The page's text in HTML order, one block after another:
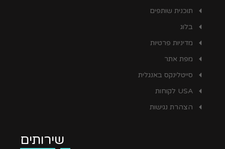
תוכנית שותפים
בלוג
מדיניות פרטיות
מפת אתר
סייטלינקס באנגלית
USA לקוחות
הצהרת נגישות
שירותים